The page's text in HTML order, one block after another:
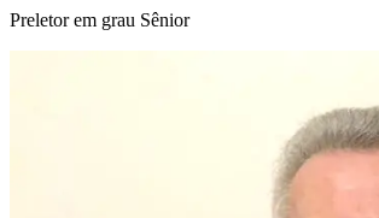
Preletor em grau Sênior